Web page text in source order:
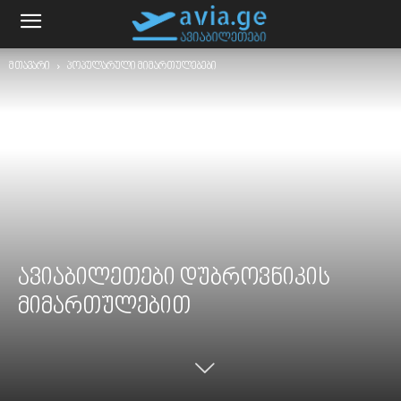
მთავარი პოპულარული მიმართულებები
ავიაბილეთები დუბროვნიკის
მიმართულებით